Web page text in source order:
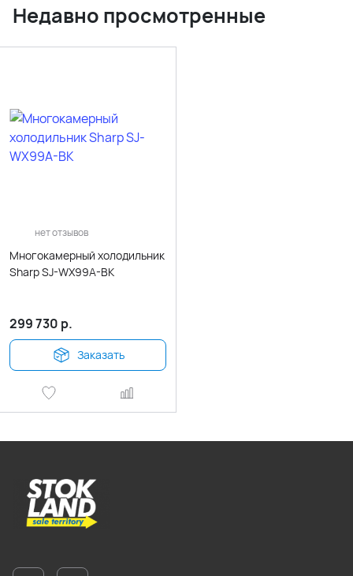
Недавно просмотренные
нет отзывов
Многокамерный холодильник
Sharp SJ-WX99A-BK
299 730 р.
Заказать